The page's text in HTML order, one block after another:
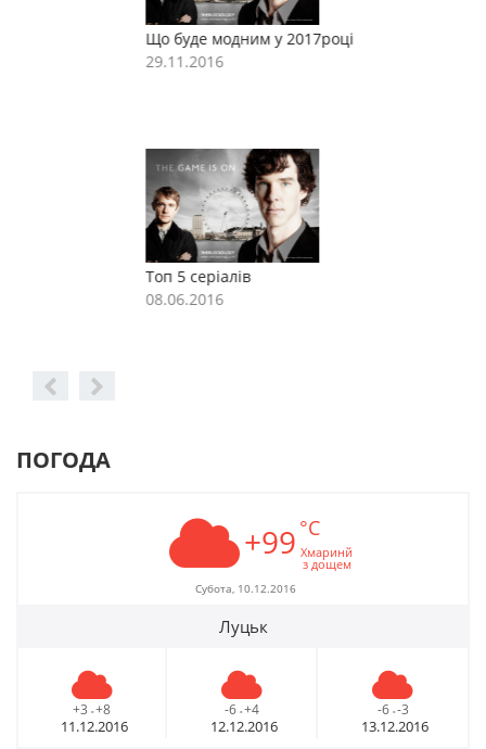
Що буде модним у 2017році
Топ 5 серіалів
ПОГОДА
+99 °C
Хмаринй
з дощем
Субота, 10.12.2016
Луцьк
+3 - +8
11.12.2016
-6 - +4
12.12.2016
-6 - -3
13.12.2016